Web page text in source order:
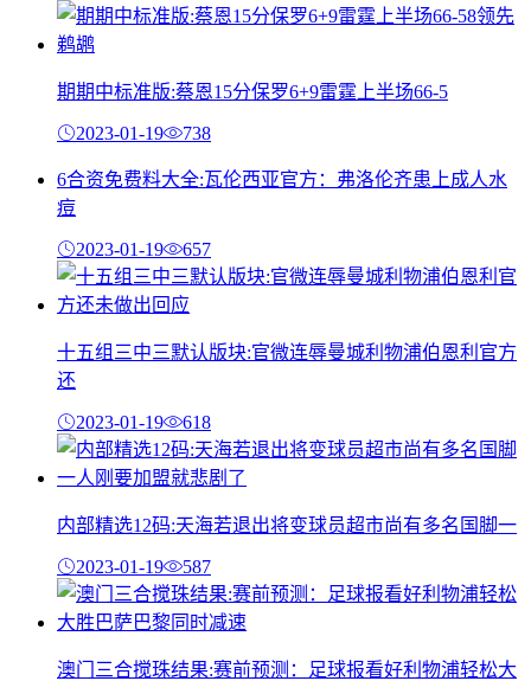
期期中标准版:蔡恩15分保罗6+9雷霆上半场66-5
2023-01-19 738
6合资免费料大全:瓦伦西亚官方：弗洛伦齐患上成人水
痘
2023-01-19 657
十五组三中三默认版块:官微连辱曼城利物浦伯恩利官方
还
2023-01-19 618
内部精选12码:天海若退出将变球员超市尚有多名国脚一
2023-01-19 587
澳门三合搅珠结果:赛前预测：足球报看好利物浦轻松大